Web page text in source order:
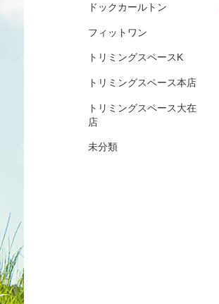
ドックカールトン
フィットワン
トリミングスペースK
トリミングスペース本店
トリミングスペース大在
店
未分類